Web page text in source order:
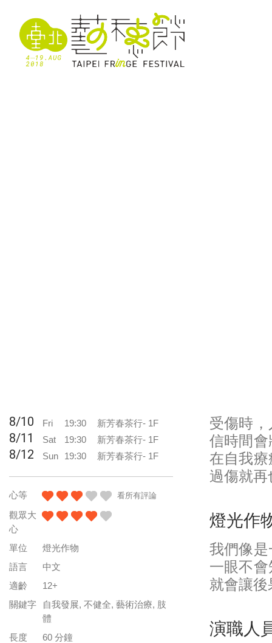
8/10 Fri 19:30 新芳春茶行- 1F
8/11 Sat 19:30 新芳春茶行- 1F
8/12 Sun 19:30 新芳春茶行- 1F
心等 看所有評論
觀眾大
心
單位
燈光作物
語言
中文
適齡
12+
關鍵字
自我發展, 不健全, 藝術治療, 肢
體
長度
60 分鐘
受傷時
信時間
在自我
過傷就
燈光作
我們像
一眼不
就會讓
演職人